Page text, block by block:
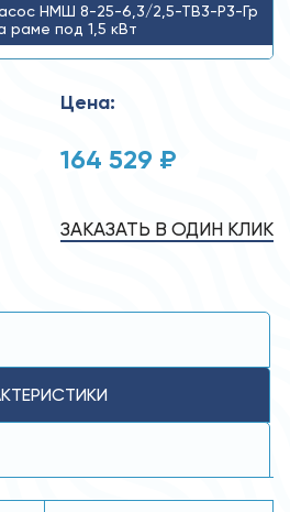
НМШ 8-25-6,3/2,5-ТВ3-Р3-Гр
раме под 1,5 кВт
Цена:
164 529 ₽
ЗАКАЗАТЬ В ОДИН КЛИК